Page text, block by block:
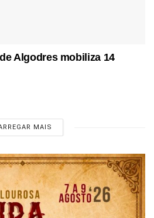
Algodres mobiliza 14
MAIS